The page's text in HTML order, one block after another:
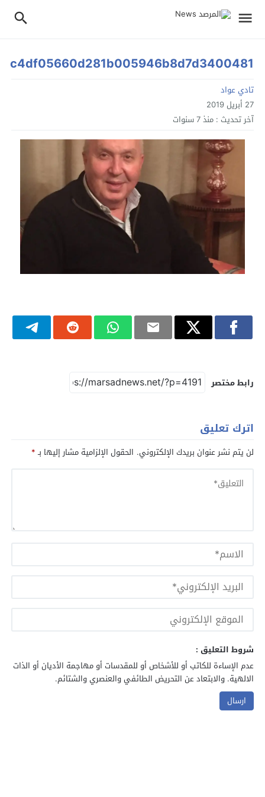
c4df05660d281b005946b8d7d3400481
تادي عواد
27 أبريل 2019
آخر تحديث : منذ 7 سنوات
رابط مختصر
اترك تعليق
لن يتم نشر عنوان بريدك الإلكتروني. الحقول الإلزامية مشار إليها بـ*
شروط التعليق :
عدم الإساءة للكاتب أو للأشخاص أو للمقدسات أو مهاجمة الأديان أو الذات
الالهية. والابتعاد عن التحريض الطائفي والعنصري والشتائم.